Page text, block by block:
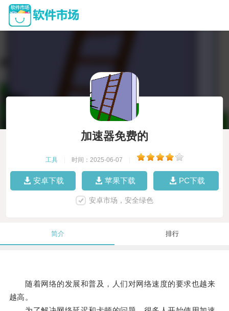
加速器免费的
工具 时间：2025-06-07
安卓下载 苹果下载 PC下载
安卓市场，安全绿色
简介 排行
随着网络的发展和普及，人们对网络速度的要求也越来
越高。